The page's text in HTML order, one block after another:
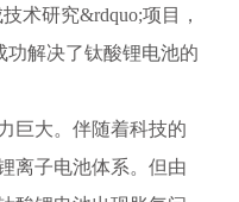
术研究&rdquo;项目，
功解决了钛酸锂电池的
巨大。伴随着科技的
离子电池体系。但由